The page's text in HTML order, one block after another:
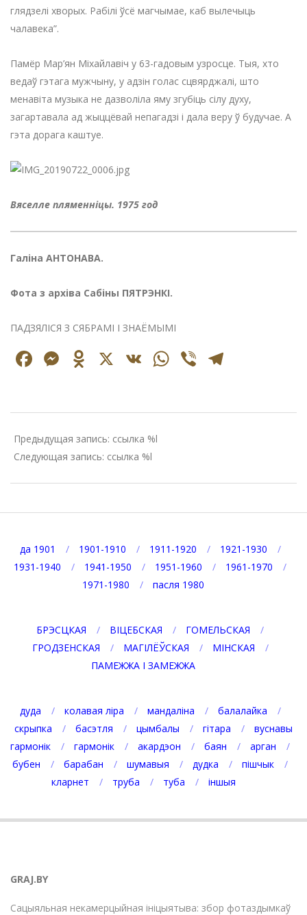
глядзелі хворых. Рабілі ўсё магчымае, каб вылечыць
чалавека”.
Памёр Мар’ян Міхайлавіч у 63-гадовым узросце. Тыя, хто
ведаў гэтага мужчыну, у адзін голас сцвярджалі, што
менавіта музыка не дазволіла яму згубіць сілу духу,
загартавала ад жыццёвай непагадзі і дала веру ў будучае. А
гэта дорага каштуе.
Вяселле пляменніцы. 1975 год
Галіна АНТОНАВА.
Фота з архіва Сабіны ПЯТРЭНКІ.
ПАДЗЯЛІСЯ З СЯБРАМІ І ЗНАЁМЫМІ
Facebook
Messenger
Odnoklassniki
X VK WhatsApp
Viber
03-
27
Предыдущая запись: ссылка %l
Следующая запись: ссылка %l
да 1901 1901-1910 1911-1920
1921-1930
1931-1940
1941-1950 1951-1960
1961-1970
1971-1980
пасля 1980
БРЭСЦКАЯ ВІЦЕБСКАЯ
ГОМЕЛЬСКАЯ
ГРОДЗЕНСКАЯ
МАГІЛЁЎСКАЯ
МІНСКАЯ
ПАМЕЖЖА І ЗАМЕЖЖА
дуда колавая ліра мандаліна
балалайка
скрыпка
басэтля цымбалы гітара
вуснавы
гармонік
гармонік акардэон баян
арган
бубен
барабан шумавыя дудка
пішчык
кларнет
труба туба іншыя
GRAJ.BY
Сацыяльная некамерцыйная ініцыятыва: збор фотаздымкаў